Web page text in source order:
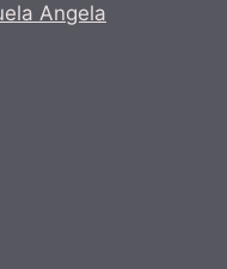
Angela